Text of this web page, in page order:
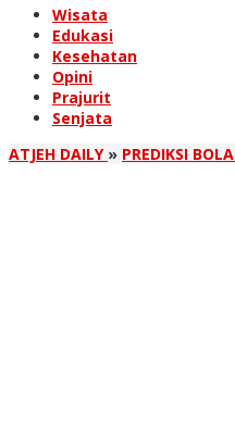
Wisata
Edukasi
Kesehatan
Opini
Prajurit
Senjata
ATJEH DAILY » PREDIKSI BOLA